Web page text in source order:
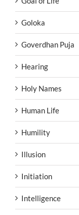
Goloka
Goverdhan Puja
Hearing
Holy Names
Human Life
Humility
Illusion
Initiation
Intelligence